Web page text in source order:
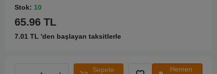
Stok: 10
65.96 TL
7.01 TL 'den başlayan taksitlerle
Sepete
Hemen